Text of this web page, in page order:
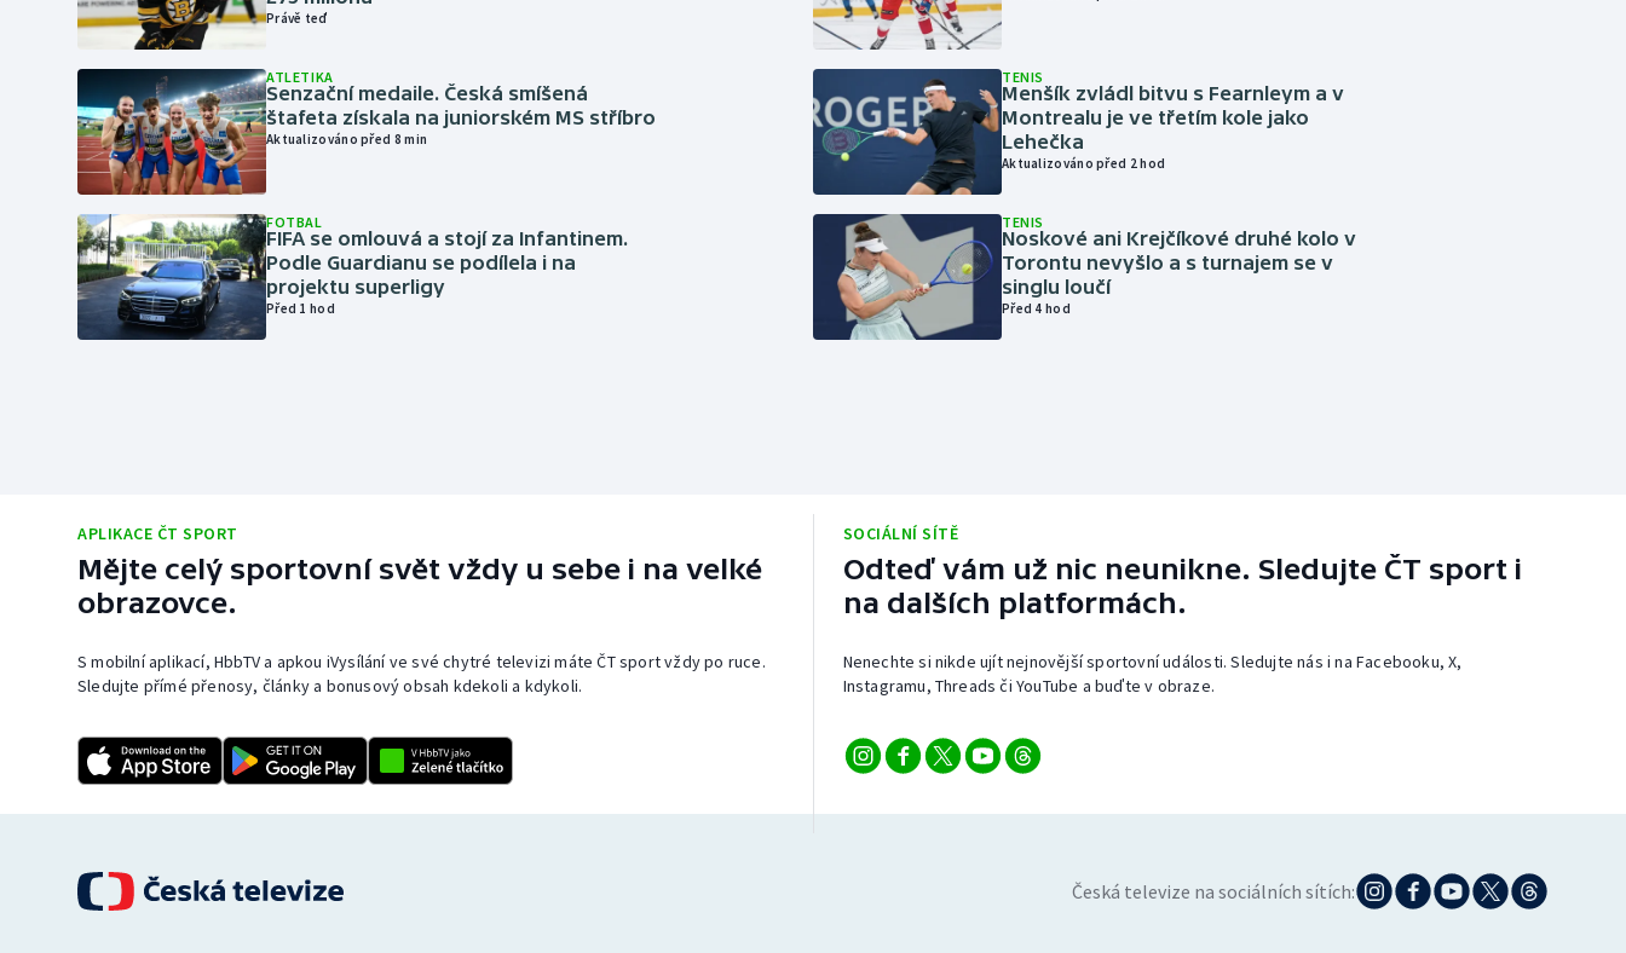
Právě teď
ATLETIKA
Senzační medaile. Česká smíšená
štafeta získala na juniorském MS stříbro
Aktualizováno před 8 min
FOTBAL
FIFA se omlouvá a stojí za Infantinem.
Podle Guardianu se podílela i na
projektu superligy
Před 1 hod
TENIS
Menšík zvládl bitvu s Fearnleym a v
Montrealu je ve třetím kole jako
Lehečka
Aktualizováno před 2 hod
TENIS
Noskové ani Krejčíkové druhé kolo v
Torontu nevyšlo a s turnajem se v
singlu loučí
Před 4 hod
APLIKACE ČT SPORT
Mějte celý sportovní svět vždy u sebe i na velké
obrazovce.
S mobilní aplikací, HbbTV a apkou iVysílání ve své chytré televizi máte ČT sport vždy po ruce.
Sledujte přímé přenosy, články a bonusový obsah kdekoli a kdykoli.
SOCIÁLNÍ SÍTĚ
Odteď vám už nic neunikne. Sledujte ČT sport i
na dalších platformách.
Nenechte si nikde ujít nejnovější sportovní události. Sledujte nás i na Facebooku, X,
Instagramu, Threads či YouTube a buďte v obraze.
Česká televize na sociálních sítích: